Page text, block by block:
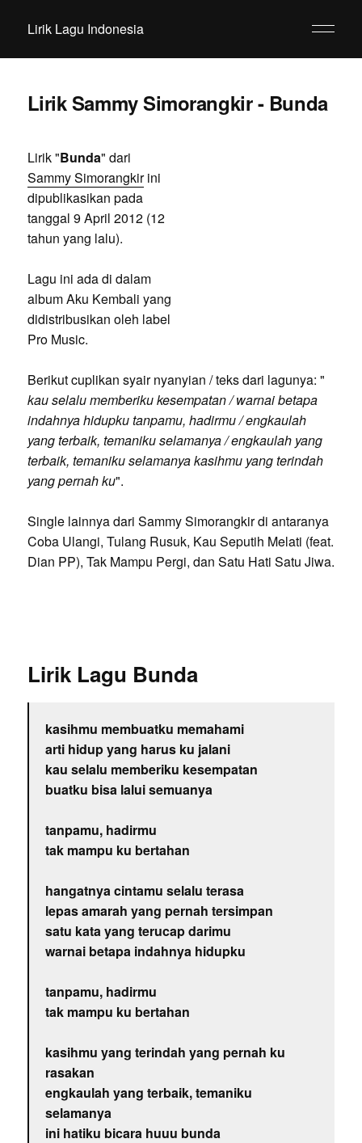
Lirik Lagu Indonesia
Lirik Sammy Simorangkir - Bunda
Lirik "Bunda" dari
Sammy Simorangkirini
dipublikasikan pada
tanggal 9 April 2012 (12
tahun yang lalu).
Lagu ini ada di dalam
album Aku Kembali yang
didistribusikan oleh label
Pro Music.
Berikut cuplikan syair nyanyian / teks dari lagunya: "
kau selalu memberiku kesempatan / warnai betapa
indahnya hidupku tanpamu, hadirmu / engkaulah
yang terbaik, temaniku selamanya / engkaulah yang
terbaik, temaniku selamanya kasihmu yang terindah
yang pernah ku".
Single lainnya dari Sammy Simorangkir di antaranya
Coba Ulangi, Tulang Rusuk, Kau Seputih Melati (feat.
Dian PP), Tak Mampu Pergi, dan Satu Hati Satu Jiwa.
Lirik Lagu Bunda
kasihmu membuatku memahami
arti hidup yang harus ku jalani
kau selalu memberiku kesempatan
buatku bisa lalui semuanya
tanpamu, hadirmu
tak mampu ku bertahan
hangatnya cintamu selalu terasa
lepas amarah yang pernah tersimpan
satu kata yang terucap darimu
warnai betapa indahnya hidupku
tanpamu, hadirmu
tak mampu ku bertahan
kasihmu yang terindah yang pernah ku
rasakan
engkaulah yang terbaik, temaniku
selamanya
ini hatiku bicara huuu bunda